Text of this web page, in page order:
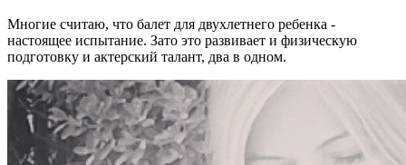
Многие считаю, что балет для двухлетнего ребенка -
настоящее испытание. Зато это развивает и физическую
подготовку и актерский талант, два в одном.